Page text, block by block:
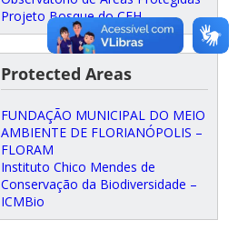
Projeto Bosque do CFH
Protected Areas
FUNDAÇÃO MUNICIPAL DO MEIO
AMBIENTE DE FLORIANÓPOLIS –
FLORAM
Instituto Chico Mendes de
Conservação da Biodiversidade –
ICMBio